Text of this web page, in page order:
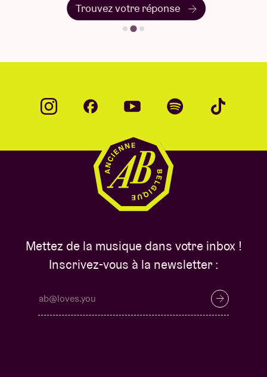
Trouvez votre réponse
Mettez de la musique dans votre inbox !
Inscrivez-vous à la newsletter :